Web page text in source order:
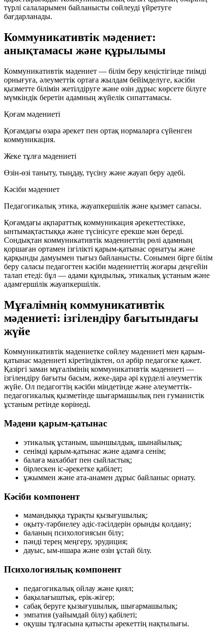
түрлі салаларымен байланысты сөйлеуді үйретуге
бағдарланады.
Коммуникативтік мәдениет:
анықтамасы және құрылымы
Коммуникативтік мәдениет — білім беру кеңістігінде тиімді
орнығуға, әлеуметтік ортаға жылдам бейімделуге, кәсіби
қызметте білімін жетілдіруге және өзін дұрыс көрсете білуге
мүмкіндік беретін адамның жүйелік сипаттамасы.
Қоғам мәдениеті
Қоғамдағы өзара әрекет пен ортақ нормаларға сүйенген
коммуникация.
Жеке тұлға мәдениеті
Өзін-өзі таныту, тыңдау, түсіну және жауап беру әдебі.
Кәсіби мәдениет
Педагогикалық этика, жауапкершілік және қызмет сапасы.
Қоғамдағы ақпараттық коммуникация әрекеттестікке,
ынтымақтастыққа және түсінісуге ерекше мән береді.
Сондықтан коммуникативтік мәдениеттің рөлі адамның
қоршаған ортамен ізгілікті қарым-қатынас орнатуы және
қарқынды дамуымен тығыз байланысты. Сонымен бірге білім
беру саласы педагогтен кәсіби мәдениеттің жоғары деңгейін
талап етеді: бұл — адами құндылық, этикалық ұстаным және
адамгершілік жауапкершілік.
Мұғалімнің коммуникативтік
мәдениеті: ізгілендіру бағытындағы
жүйе
Коммуникативтік мәдениетке сөйлеу мәдениеті мен қарым-
қатынас мәдениеті кіретіндіктен, ол әрбір педагогке қажет.
Қазіргі заман мұғалімінің коммуникативтік мәдениеті —
ізгілендіру бағыты басым, жеке-дара әрі күрделі әлеуметтік
жүйе. Ол педагогтің кәсіби міндетінде және әлеуметтік-
педагогикалық қызметінде шығармашылық пен гуманистік
ұстаным ретінде көрінеді.
Мәдени қарым-қатынас
этикалық ұстаным, шыншылдық, шынайылық;
сенімді қарым-қатынас және адамға сенім;
балаға махаббат пен сыйластық;
бірлескен іс-әрекетке қабілет;
ұжыммен және ата-анамен дұрыс байланыс орнату.
Кәсіби компонент
мамандыққа тұрақты қызығушылық;
оқыту-тәрбиелеу әдіс-тәсілдерін орынды қолдану;
баланың психологиясын білу;
пәнді терең меңгеру, эрудиция;
дауыс, ым-ишара және өзін ұстай білу.
Психологиялық компонент
педагогикалық ойлау және қиял;
бақылағыштық, ерік-жігер;
сабақ беруге қызығушылық, шығармашылық;
эмпатия (уайымдай білу) қабілеті;
оқушы тұлғасына қатысты әрекеттің нақтылығы.